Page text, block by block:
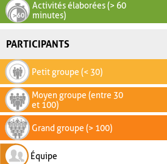
Activités élaborées (> 60
minutes)
PARTICIPANTS
Petit groupe (< 30)
Moyen groupe (entre 30
et 100)
Grand groupe (> 100)
Équipe